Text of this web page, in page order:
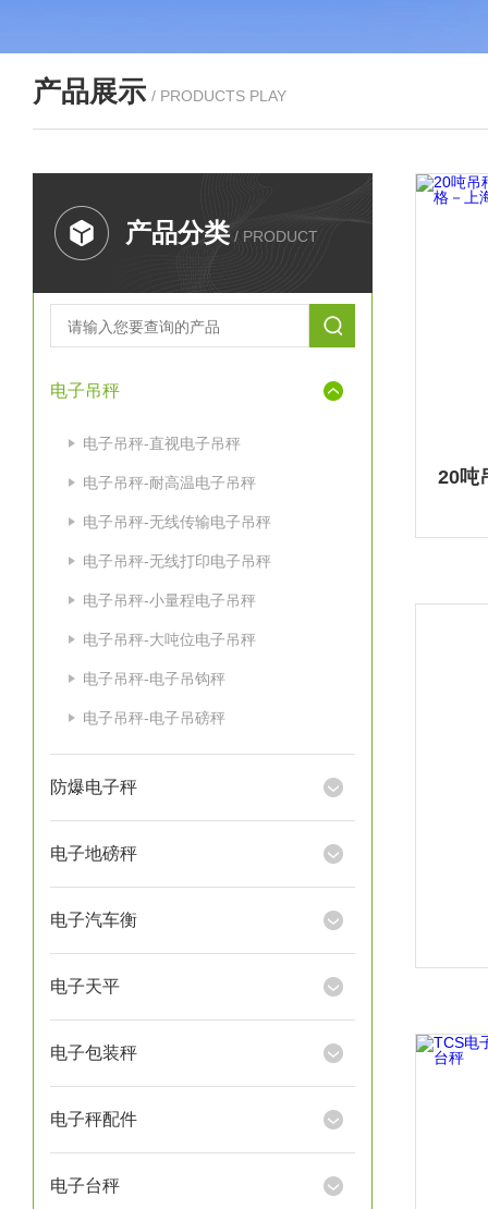
产品展示 / PRODUCTS PLAY
产品分类 / PRODUCT
电子吊秤
电子吊秤-直视电子吊秤
电子吊秤-耐高温电子吊秤
电子吊秤-无线传输电子吊秤
电子吊秤-无线打印电子吊秤
电子吊秤-小量程电子吊秤
电子吊秤-大吨位电子吊秤
电子吊秤-电子吊钩秤
电子吊秤-电子吊磅秤
防爆电子秤
电子地磅秤
电子汽车衡
电子天平
电子包装秤
电子秤配件
电子台秤